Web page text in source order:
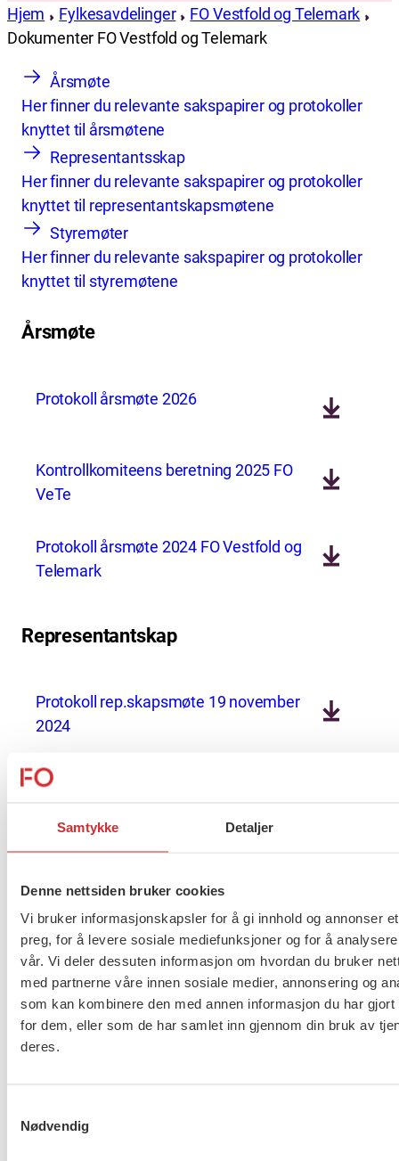
Samtykke Detaljer
Denne nettsiden bruker cookies
Vi bruker informasjonskapsler for å gi innhold og annonser
preg, for å levere sosiale mediefunksjoner og for å
vår. Vi deler dessuten informasjon om hvordan du bruker
med partnerne våre innen sosiale medier, annonsering og
som kan kombinere den med annen informasjon du har gjort
for dem, eller som de har samlet inn gjennom din bruk av
deres.
Nødvendig
Hjem
Fylkesavdelinger
FO Vestfold og Telemark
Dokumenter FO Vestfold og Telemark
Årsmøte
Her finner du relevante sakspapirer og protokoller
knyttet til årsmøtene
Representantsskap
Her finner du relevante sakspapirer og protokoller
knyttet til representantskapsmøtene
Styremøter
Her finner du relevante sakspapirer og protokoller
knyttet til styremøtene
Årsmøte
Protokoll årsmøte 2026
Kontrollkomiteens beretning 2025 FO
VeTe
Protokoll årsmøte 2024 FO Vestfold og
Telemark
Representantskap
Protokoll rep.skapsmøte 19 november
2024
Protokoll rep.skapsmøte 21-22 mai 2025
Protokoll rep.skapsmøte 24-25
Saksliste til rep.skapsmøte 3 mars.2026
Styremøte